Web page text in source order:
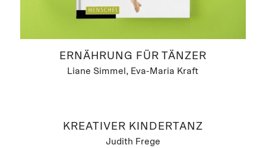
ERNÄHRUNG FÜR TÄNZER
Liane Simmel, Eva-Maria Kraft
KREATIVER KINDERTANZ
Judith Frege